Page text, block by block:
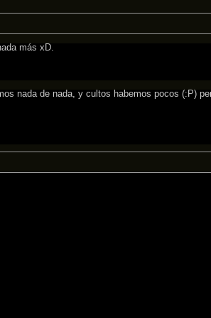
más xD.
nada de nada, y cultos habemos pocos (:P)